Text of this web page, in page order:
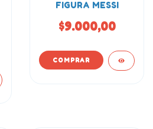
FIGURA MESSI
$9.000,00